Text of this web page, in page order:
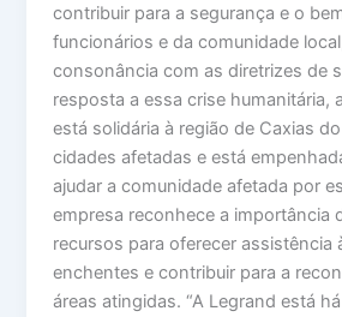
contribuir para a segurança e o
funcionários e da comunidade
consonância com as diretrizes de
resposta a essa crise humanitária,
está solidária à região de Caxias
cidades afetadas e está
ajudar a comunidade afetada por
empresa reconhece a importância
recursos para oferecer assistência
enchentes e contribuir para a
áreas atingidas. “A Legrand está